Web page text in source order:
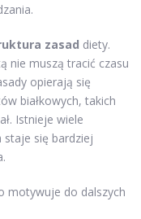
zasad diety.
nie muszą tracić czasu
opierają się
białkowych, takich
Istnieje wiele
się bardziej
motywuje do dalszych